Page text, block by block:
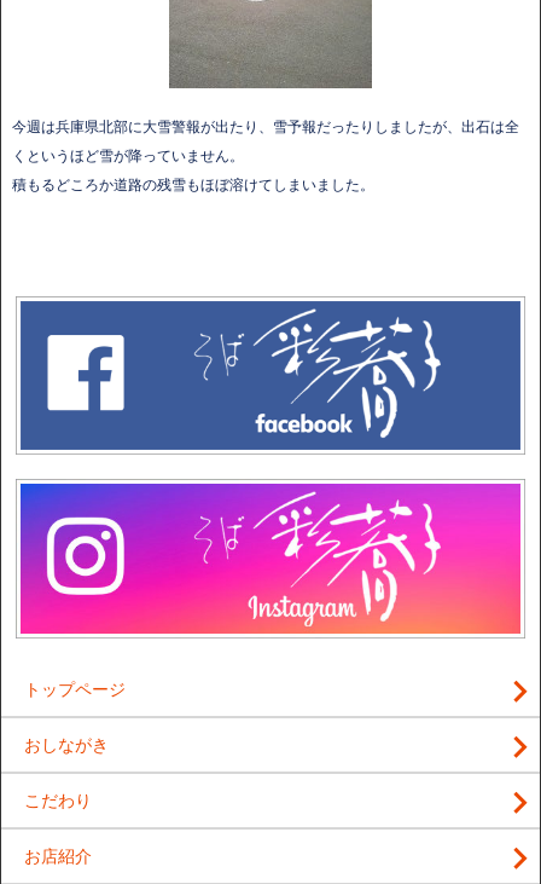
今週は兵庫県北部に大雪警報が出たり、雪予報だったりしましたが、出石は全
くというほど雪が降っていません。
積もるどころか道路の残雪もほぼ溶けてしまいました。
トップページ
おしながき
こだわり
お店紹介